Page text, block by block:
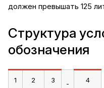
должен превышать 125
Структура
обозначения
1 2 3 - 4